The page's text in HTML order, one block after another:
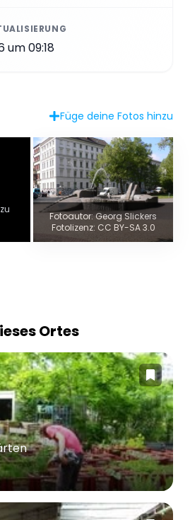
um 09:18
Füge deine Fotos hinzu
Fotoautor: Georg Slickers
Fotolizenz: CC BY-SA 3.0
Ortes